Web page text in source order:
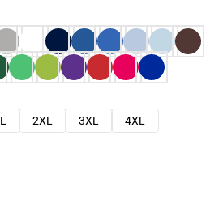
2XL 3XL
4XL